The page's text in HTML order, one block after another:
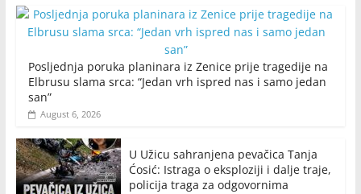
Posljednja poruka planinara iz Zenice prije tragedije na
Elbrusu slama srca: “Jedan vrh ispred nas i samo jedan
san”
August 6, 2026
U Užicu sahranjena pevačica Tanja
Ćosić: Istraga o eksploziji i dalje traje,
policija traga za odgovornima